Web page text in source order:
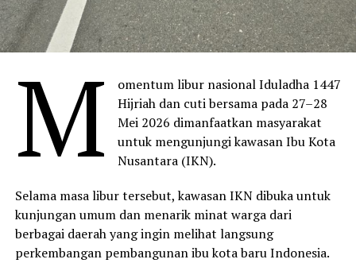
M
omentum libur nasional Iduladha 1447
Hijriah dan cuti bersama pada 27–28
Mei 2026 dimanfaatkan masyarakat
untuk mengunjungi kawasan Ibu Kota
Nusantara (IKN).
Selama masa libur tersebut, kawasan IKN dibuka untuk
kunjungan umum dan menarik minat warga dari
berbagai daerah yang ingin melihat langsung
perkembangan pembangunan ibu kota baru Indonesia.